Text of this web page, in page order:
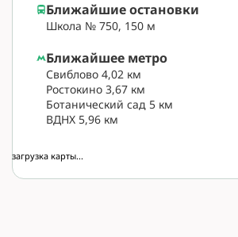
Ближайшее метро
Свиблово 4,02 км
Ростокино 3,67 км
Ботанический сад 5 км
ВДНХ 5,96 км
Ближайшие остановки
Школа № 750, 150 м
загрузка карты...